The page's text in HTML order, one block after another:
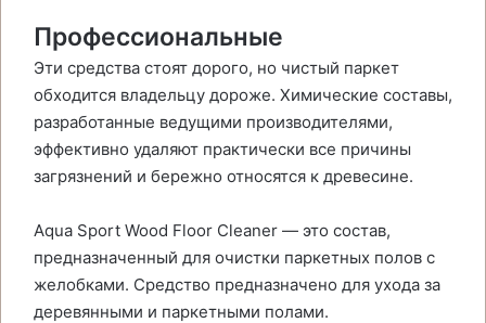
Профессиональные
Эти средства стоят дорого, но чистый паркет
обходится владельцу дороже. Химические составы,
разработанные ведущими производителями,
эффективно удаляют практически все причины
загрязнений и бережно относятся к древесине.
Aqua Sport Wood Floor Cleaner — это состав,
предназначенный для очистки паркетных полов с
желобками. Средство предназначено для ухода за
деревянными и паркетными полами.